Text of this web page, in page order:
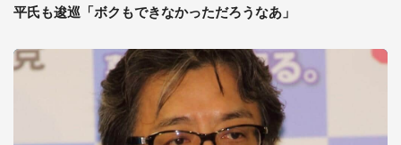
平氏も逡巡「ボクもできなかっただろうなあ」